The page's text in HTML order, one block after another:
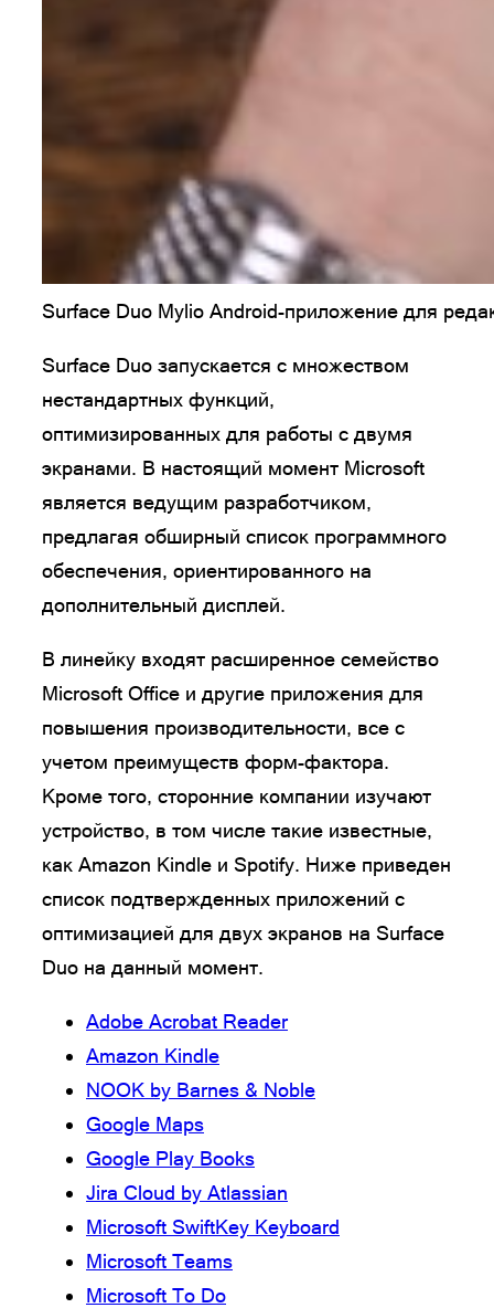
Surface Duo Mylio Android-приложение для
Surface Duo запускается с множеством
нестандартных функций,
оптимизированных для работы с двумя
экранами. В настоящий момент Microsoft
является ведущим разработчиком,
предлагая обширный список программного
обеспечения, ориентированного на
дополнительный дисплей.
В линейку входят расширенное семейство
Microsoft Office и другие приложения для
повышения производительности, все с
учетом преимуществ форм-фактора.
Кроме того, сторонние компании изучают
устройство, в том числе такие известные,
как Amazon Kindle и Spotify. Ниже приведен
список подтвержденных приложений с
оптимизацией для двух экранов на Surface
Duo на данный момент.
Adobe Acrobat Reader
Amazon Kindle
NOOK by Barnes & Noble
Google Maps
Google Play Books
Jira Cloud by Atlassian
Microsoft SwiftKey Keyboard
Microsoft Teams
Microsoft To Do